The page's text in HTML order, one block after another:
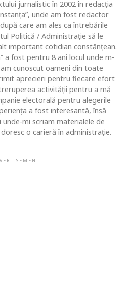
jurnalistic în 2002 în redacția
unde am fost redactor
care am ales ca întrebările
Politică / Administrație să le
important cotidian constănțean.
a fost pentru 8 ani locul unde m-
cunoscut oameni din toate
aprecieri pentru fiecare efort
activității pentru a mă
electorală pentru alegerile
a fost interesantă, însă
mi scriam materialele de
o carieră în administrație.